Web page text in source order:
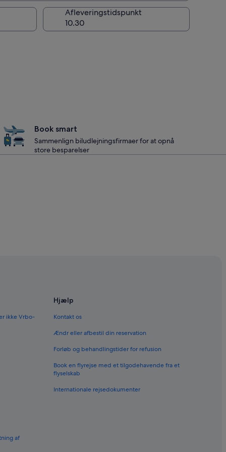
Afleveringstidspunkt
Book smart
Sammenlign biludlejningsfirmaer for at opnå
store besparelser
ikke Vrbo-
af
Hjælp
Kontakt os
Ændr eller afbestil din reservation
Forløb og behandlingstider for refusion
Book en flyrejse med et tilgodehavende fra et
flyselskab
Internationale rejsedokumenter